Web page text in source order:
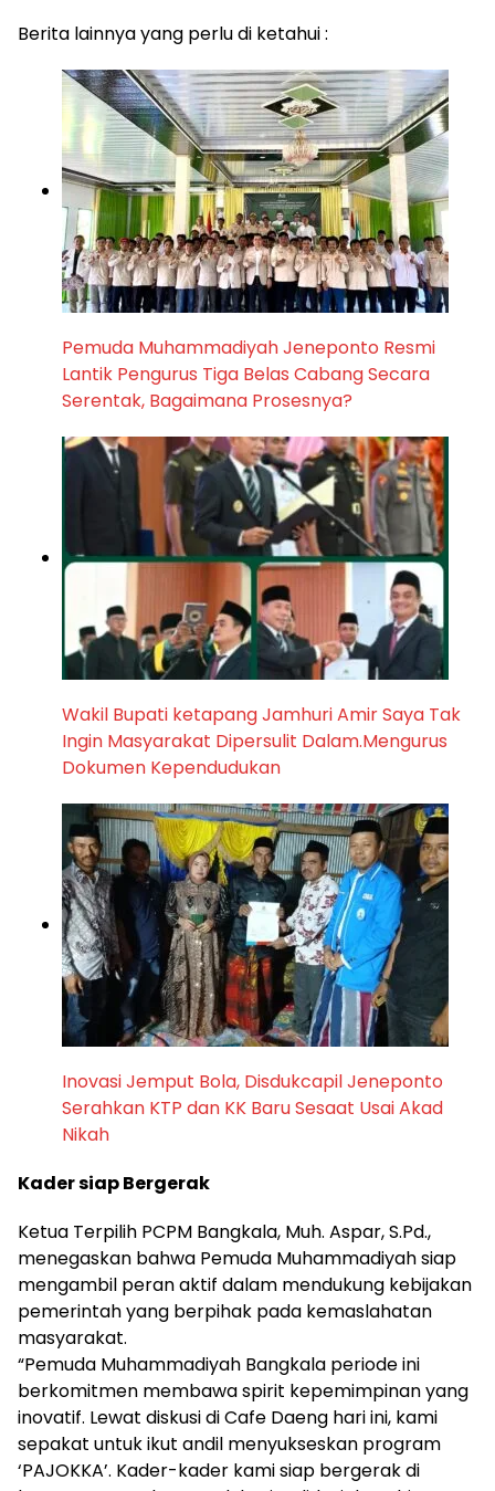
Berita lainnya yang perlu di ketahui :
Pemuda Muhammadiyah Jeneponto Resmi
Lantik Pengurus Tiga Belas Cabang Secara
Serentak, Bagaimana Prosesnya?
Wakil Bupati ketapang Jamhuri Amir Saya Tak
Ingin Masyarakat Dipersulit Dalam.Mengurus
Dokumen Kependudukan
Inovasi Jemput Bola, Disdukcapil Jeneponto
Serahkan KTP dan KK Baru Sesaat Usai Akad
Nikah
Kader siap Bergerak
Ketua Terpilih PCPM Bangkala, Muh. Aspar, S.Pd.,
menegaskan bahwa Pemuda Muhammadiyah siap
mengambil peran aktif dalam mendukung kebijakan
pemerintah yang berpihak pada kemaslahatan
masyarakat.
“Pemuda Muhammadiyah Bangkala periode ini
berkomitmen membawa spirit kepemimpinan yang
inovatif. Lewat diskusi di Cafe Daeng hari ini, kami
sepakat untuk ikut andil menyukseskan program
‘PAJOKKA’. Kader-kader kami siap bergerak di